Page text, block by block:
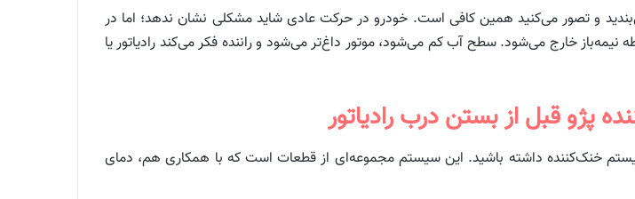
ضدیخ، درب منبع انبساط پژو ۲۰۶ را فقط تا نیمه می‌بندید و تصور می‌کنید همین کافی است. خودرو در حرکت عادی شاید مشکلی نشان ندهد؛ اما در
نیمه‌باز خارج می‌شود. سطح آب کم می‌شود، موتور داغ‌تر می‌شود و راننده فکر می‌کند رادیاتور یا
پژو قبل از بستن درب رادیاتور
خنک‌کننده داشته باشید. این سیستم مجموعه‌ای از قطعات است که با همکاری هم، دمای